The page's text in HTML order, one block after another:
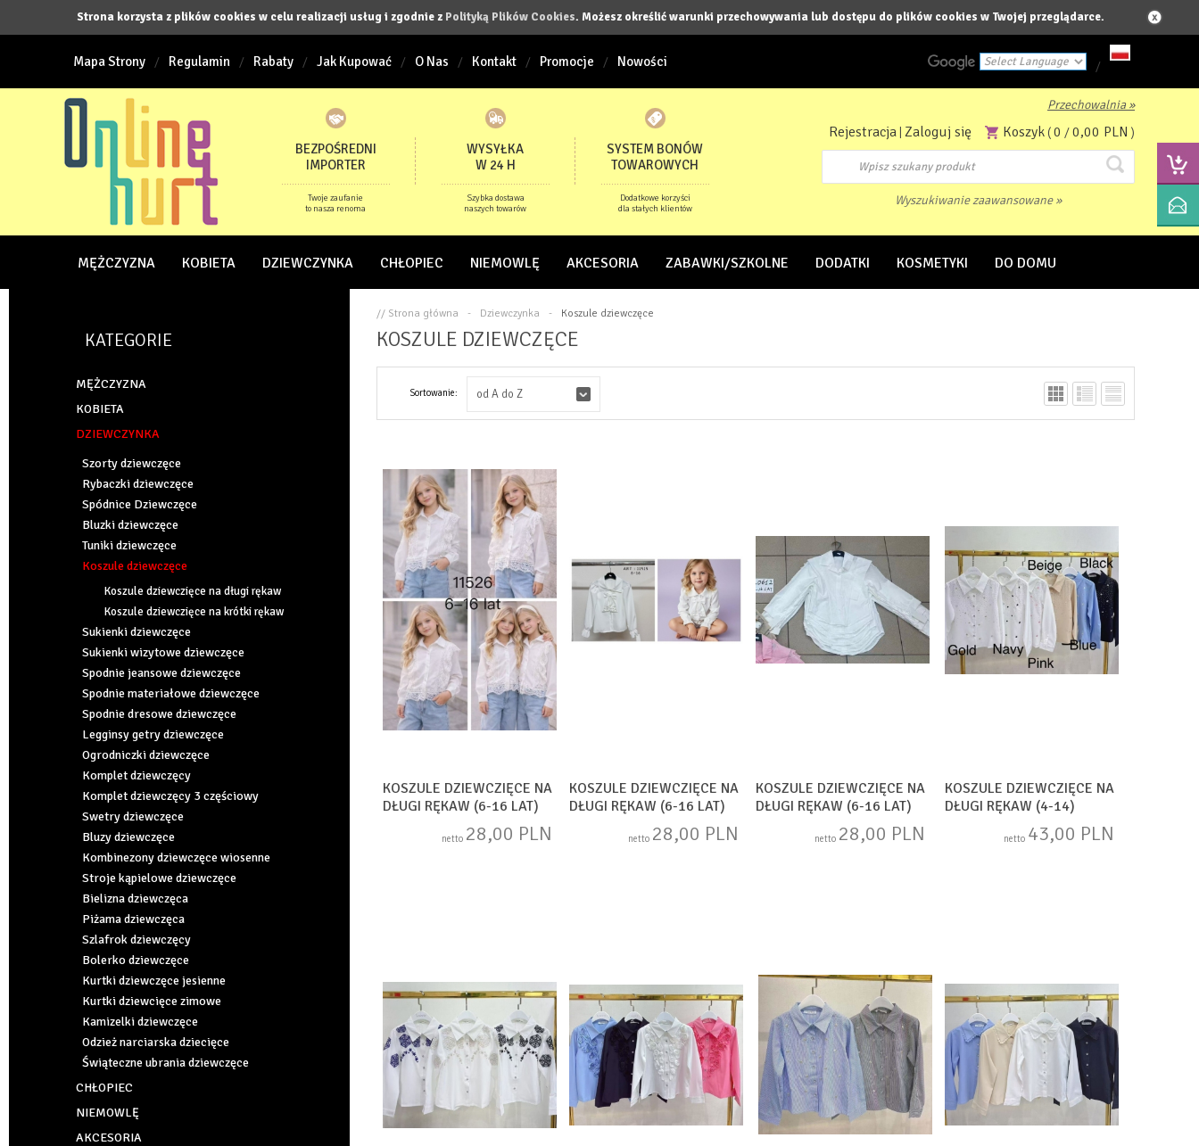
Strona korzysta z plików cookies w celu realizacji usług i zgodnie z Polityką Plików Cookies. Możesz określić warunki przechowywania lub dostępu do plików cookies w Twojej przeglądarce.
Mapa Strony Regulamin Rabaty Jak Kupować O Nas Kontakt Promocje Nowości /
BEZPOŚREDNI
IMPORTER
Twoje zaufanie
to nasza renoma
WYSYŁKA
W 24 H
Szybka dostawa
naszych towarów
SYSTEM BONÓW
TOWAROWYCH
Dodatkowe korzyści
dla stałych klientów
Przechowalnia »
Rejestracja Zaloguj się Koszyk (0 /0,00 PLN )
Wyszukiwanie zaawansowane »
MĘŻCZYZNA KOBIETA DZIEWCZYNKA CHŁOPIEC NIEMOWLĘ AKCESORIA ZABAWKI/SZKOLNE DODATKI KOSMETYKI DO DOMU
KATEGORIE
MĘŻCZYZNA
KOBIETA
DZIEWCZYNKA
Szorty dziewczęce
Rybaczki dziewczęce
Spódnice Dziewczęce
Bluzki dziewczęce
Tuniki dziewczęce
Koszule dziewczęce
Koszule dziewczięce na długi rękaw
Koszule dziewczięce na krótki rękaw
Sukienki dziewczęce
Sukienki wizytowe dziewczęce
Spodnie jeansowe dziewczęce
Spodnie materiałowe dziewczęce
Spodnie dresowe dziewczęce
Legginsy getry dziewczęce
Ogrodniczki dziewczęce
Komplet dziewczęcy
Komplet dziewczęcy 3 częściowy
Swetry dziewczęce
Bluzy dziewczęce
Kombinezony dziewczęce wiosenne
Stroje kąpielowe dziewczęce
Bielizna dziewczęca
Piżama dziewczęca
Szlafrok dziewczęcy
Bolerko dziewczęce
Kurtki dziewczęce jesienne
Kurtki dziewcięce zimowe
Kamizelki dziewczęce
Odzież narciarska dziecięce
Świąteczne ubrania dziewczęce
CHŁOPIEC
NIEMOWLĘ
AKCESORIA
// Strona główna - Dziewczynka - Koszule dziewczęce
KOSZULE DZIEWCZĘCE
Sortowanie: od A do Z
KOSZULE DZIEWCZIĘCE NA
DŁUGI RĘKAW (6-16 LAT)
netto 28,00 PLN
KOSZULE DZIEWCZIĘCE NA
DŁUGI RĘKAW (6-16 LAT)
netto 28,00 PLN
KOSZULE DZIEWCZIĘCE NA
DŁUGI RĘKAW (6-16 LAT)
netto 28,00 PLN
KOSZULE DZIEWCZIĘCE NA
DŁUGI RĘKAW (4-14)
netto 43,00 PLN